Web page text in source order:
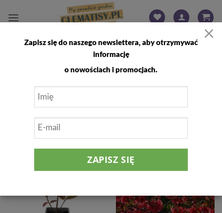
PRODUKTY OZNACZONE “PROMOCJA”
FILTRUJ
25%
Dodaj
×
Zapisz się do naszego newslettera, aby otrzymywać
informację
o nowościach i promocjach.